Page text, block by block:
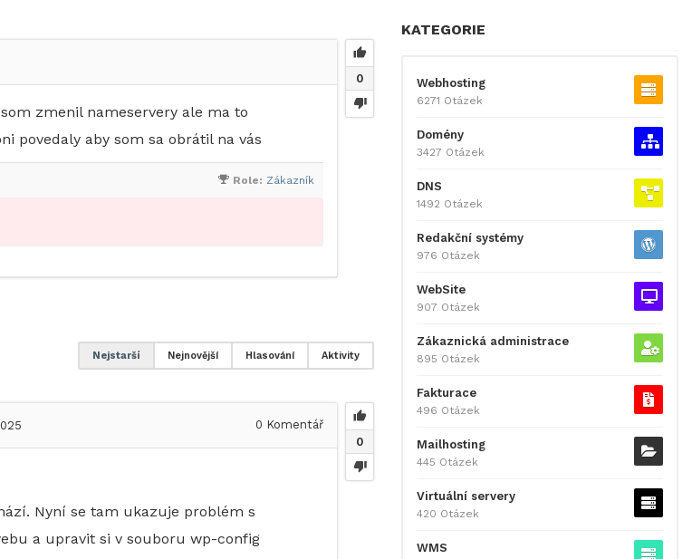
0
zmenil nameservery ale ma to
povedaly aby som sa obrátil na vás
Role: Zákazník
Aktivity
Hlasování
Nejnovější
Nejstarší
0
0 Komentář
Nyní se tam ukazuje problém s
a upravit si v souboru wp-config
KATEGORIE
Webhosting
6271 Otázek
Domény
3427 Otázek
DNS
1492 Otázek
Redakční systémy
976 Otázek
WebSite
907 Otázek
Zákaznická administrace
895 Otázek
Fakturace
496 Otázek
Mailhosting
445 Otázek
Virtuální servery
420 Otázek
WMS